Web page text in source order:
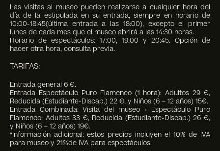
Las visitas al museo pueden realizarse a cualquier hora del
día de la estipulada en su entrada, siempre en horario de
10:00-18:45(última entrada a las 18:00), excepto el primer
lunes de cada mes que el museo abrirá a las 14:30 horas.
Horario de espectáculos: 17:00, 19:00 y 20:45. Opción de
hacer otra hora, consulta previa.
TARIFAS:
Entrada general 6 €.
Entrada Espectáculo Puro Flamenco (1 hora): Adultos 29 €,
Reducida (Estudiante-Discap.) 22 €, y Niños (6 – 12 años) 15€.
Entrada Combinada: Visita del museo + Espectáculo Puro
Flamenco: Adultos 33 €, Reducida (Estudiante-Discap.) 26 €,
y Niños (6 – 12 años) 19€.
*Información adicional: estos precios incluyen el 10% de IVA
para museo y 21%de IVA para espectáculos.